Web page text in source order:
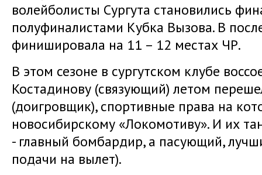
волейболисты Сургута становились
полуфиналистами Кубка Вызова. В
финишировала на 11 – 12 местах ЧР.
В этом сезоне в сургутском клубе
Костадинову (связующий) летом
(доигровщик), спортивные права на
новосибирскому «Локомотиву». И их
- главный бомбардир, а пасующий,
подачи на вылет).